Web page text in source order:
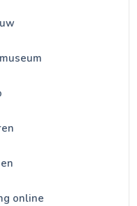
online